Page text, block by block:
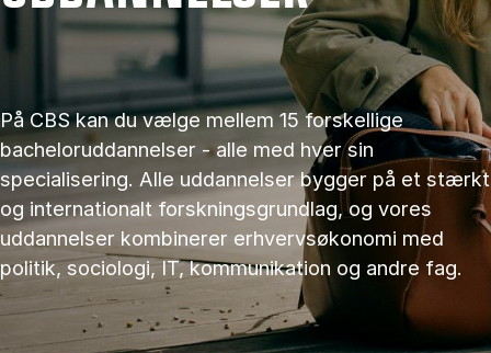
På CBS kan du vælge mellem 15 forskellige
bacheloruddannelser - alle med hver sin
specialisering. Alle uddannelser bygger på et stærkt
og internationalt forskningsgrundlag, og vores
uddannelser kombinerer erhvervsøkonomi med
politik, sociologi, IT, kommunikation og andre fag.